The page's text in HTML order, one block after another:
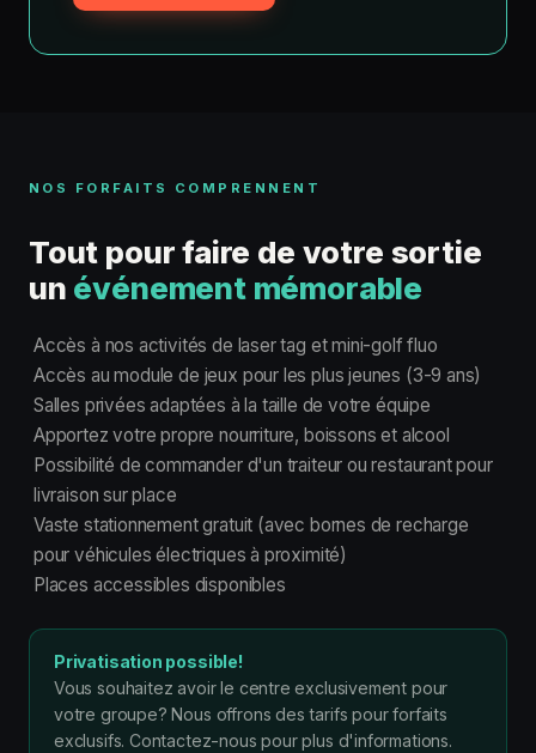
NOS FORFAITS COMPRENNENT
Tout pour faire de votre sortie
un événement mémorable
Accès à nos activités de laser tag et mini-golf fluo
Accès au module de jeux pour les plus jeunes (3-9 ans)
Salles privées adaptées à la taille de votre équipe
Apportez votre propre nourriture, boissons et alcool
Possibilité de commander d'un traiteur ou restaurant pour
livraison sur place
Vaste stationnement gratuit (avec bornes de recharge
pour véhicules électriques à proximité)
Places accessibles disponibles
Privatisation possible!
Vous souhaitez avoir le centre exclusivement pour
votre groupe? Nous offrons des tarifs pour forfaits
exclusifs. Contactez-nous pour plus d'informations.